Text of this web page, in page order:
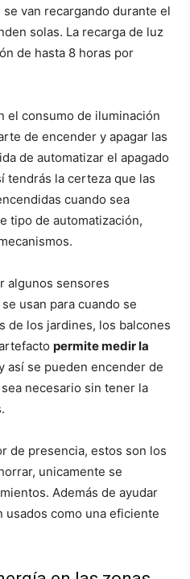
van recargando durante el
solas. La recarga de luz
de hasta 8 horas por
el consumo de iluminación
de encender y apagar las
de automatizar el apagado
tendrás la certeza que las
cuando sea
tipo de automatización,
algunos sensores
usan para cuando se
de los jardines, los balcones
permite medir la
así se pueden encender de
necesario sin tener la
de presencia, estos son los
unicamente se
Además de ayudar
como una eficiente